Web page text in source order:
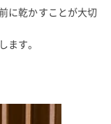
に乾かすことが大切
ます。